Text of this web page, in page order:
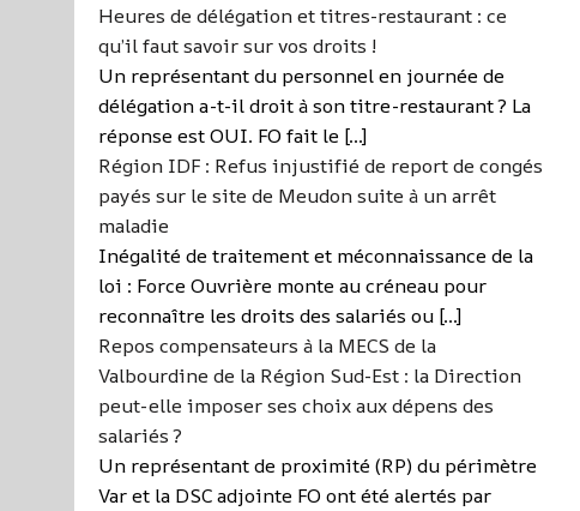
Heures de délégation et titres-restaurant : ce
qu’il faut savoir sur vos droits !
Un représentant du personnel en journée de
délégation a-t-il droit à son titre-restaurant ? La
réponse est OUI. FO fait le […]
Région IDF : Refus injustifié de report de congés
payés sur le site de Meudon suite à un arrêt
maladie
Inégalité de traitement et méconnaissance de la
loi : Force Ouvrière monte au créneau pour
reconnaître les droits des salariés ou […]
Repos compensateurs à la MECS de la
Valbourdine de la Région Sud-Est : la Direction
peut-elle imposer ses choix aux dépens des
salariés ?
Un représentant de proximité (RP) du périmètre
Var et la DSC adjointe FO ont été alertés par